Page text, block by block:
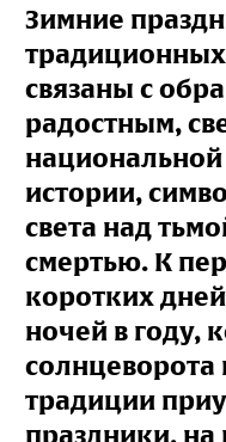
Зимние
связаны с
радостным,
истории,
света над
смертью. К
коротких
ночей в году,
традиции
праздники,